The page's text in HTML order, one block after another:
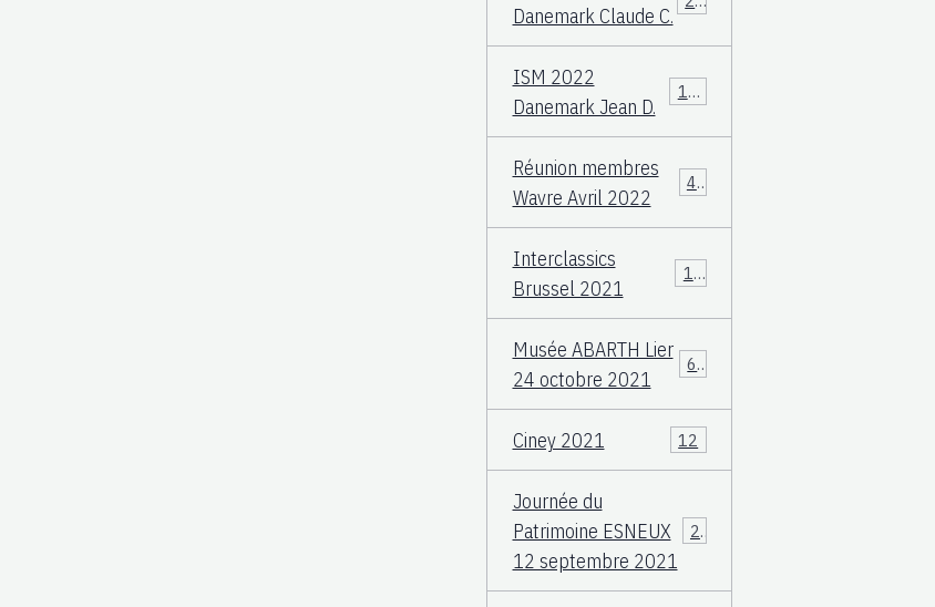
Danemark Claude C.
ISM 2022
Danemark Jean D.
108
Réunion membres
Wavre Avril 2022
49
Interclassics
Brussel 2021
17
Musée ABARTH Lier
24 octobre 2021
60
Ciney 2021 12
Journée du
Patrimoine ESNEUX
12 septembre 2021
23